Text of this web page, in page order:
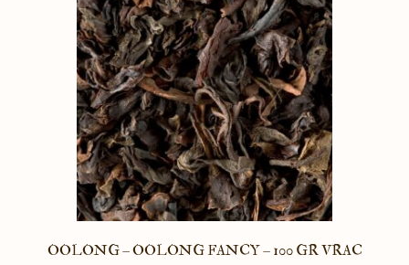
OOLONG – OOLONG FANCY – 100 GR VRAC